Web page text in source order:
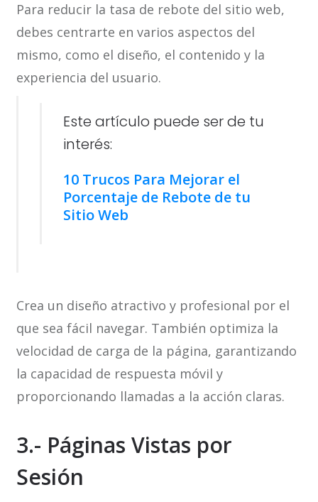
Para reducir la tasa de rebote del sitio web,
debes centrarte en varios aspectos del
mismo, como el diseño, el contenido y la
experiencia del usuario.
Este artículo puede ser de tu
interés:
10 Trucos Para Mejorar el
Porcentaje de Rebote de tu
Sitio Web
Crea un diseño atractivo y profesional por el
que sea fácil navegar. También optimiza la
velocidad de carga de la página, garantizando
la capacidad de respuesta móvil y
proporcionando llamadas a la acción claras.
3.- Páginas Vistas por
Sesión